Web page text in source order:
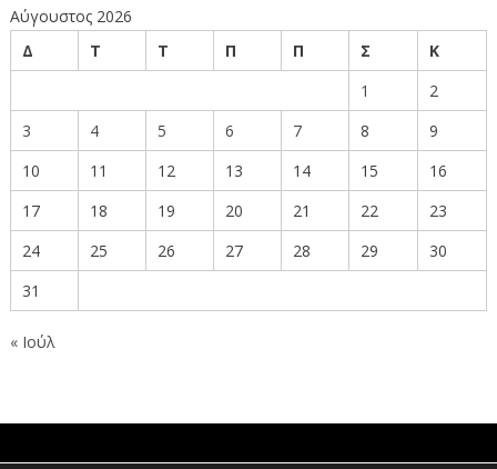
Αύγουστος 2026
Δ
Τ Τ Π Π Σ
Κ
1
2
3
4 5 6 7 8
9
10
11 12 13 14 15
16
17
18 19 20 21 22
23
24
25 26 27 28 29
30
31
« Ιούλ